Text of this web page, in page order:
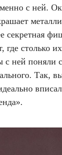
с ней.
секретная
где столько
с ней поняли
Так,